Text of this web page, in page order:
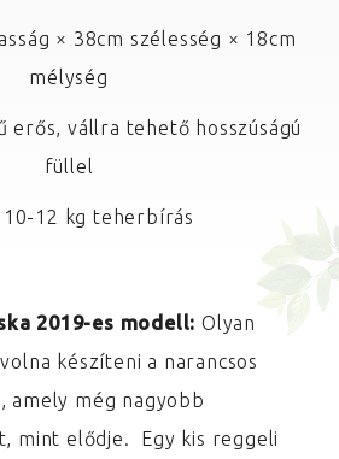
× 38cm szélesség × 18cm
mélység
erős, vállra tehető hosszúságú
füllel
10-12 kg teherbírás
2019-es modell: Olyan
készíteni a narancsos
amely még nagyobb
mint elődje. Egy kis reggeli